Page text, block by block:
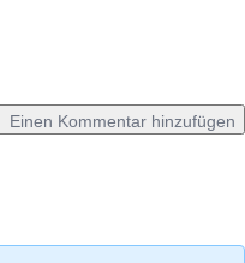
Einen Kommentar hinzufügen